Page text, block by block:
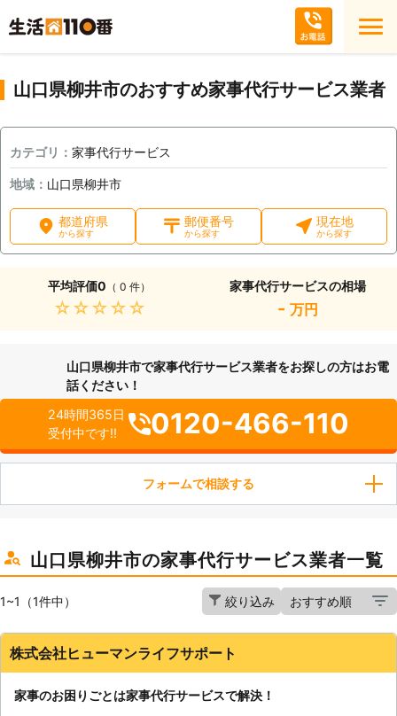
山口県柳井市のおすすめ家事代行サービス業者
カテゴリ： 家事代行サービス
地域： 山口県柳井市
都道府県
から探す
郵便番号
から探す
現在地
から探す
平均評価0 （ 0 件）
★★★★★
家事代行サービスの相場
- 万円
山口県柳井市で家事代行サービス業者をお探しの方はお電
話ください！
24時間365日
受付中です!!
0120-466-110
フォームで相談する
山口県柳井市の家事代行サービス業者一覧
1~1（1件中） 絞り込み
株式会社ヒューマンライフサポート
家事のお困りごとは家事代行サービスで解決！